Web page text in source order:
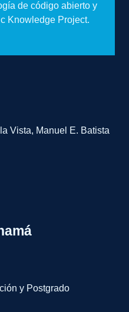
de código abierto y
Knowledge Project.
Vista, Manuel E. Batista
y Postgrado